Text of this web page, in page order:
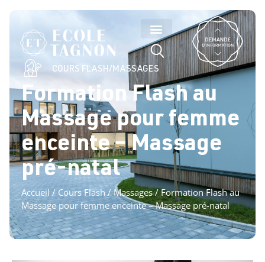
COURS FLASH /MASSAGES
Formation Flash au
Massage pour femme
enceinte – Massage
pré-natal
Accueil / Cours Flash/Massages/ Formation Flash au
Massage pour femme enceinte – Massage pré-natal